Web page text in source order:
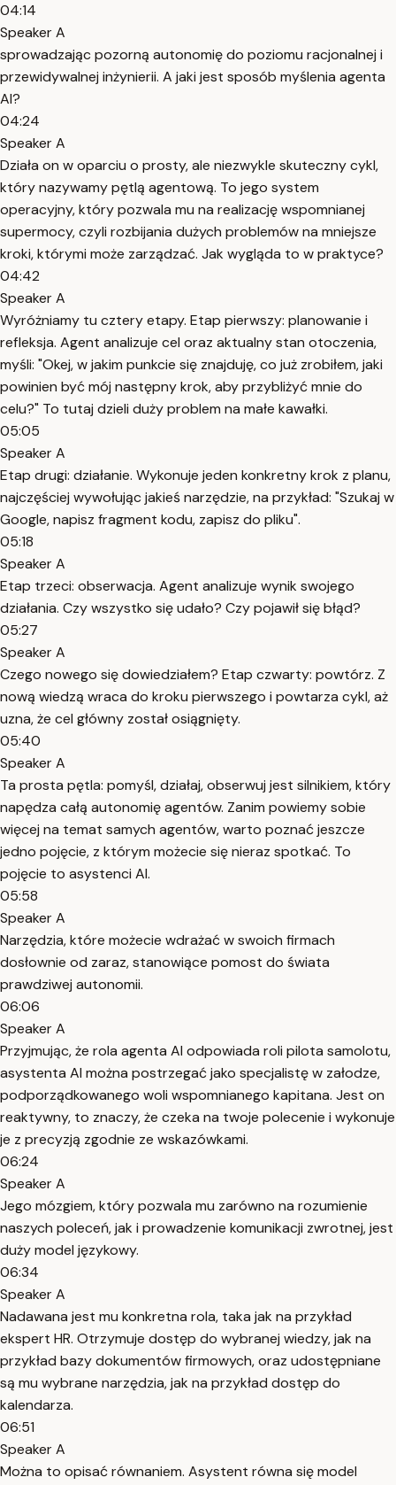
04:14
Speaker A
sprowadzając pozorną autonomię do poziomu racjonalnej i
przewidywalnej inżynierii. A jaki jest sposób myślenia agenta
AI?
04:24
Speaker A
Działa on w oparciu o prosty, ale niezwykle skuteczny cykl,
który nazywamy pętlą agentową. To jego system
operacyjny, który pozwala mu na realizację wspomnianej
supermocy, czyli rozbijania dużych problemów na mniejsze
kroki, którymi może zarządzać. Jak wygląda to w praktyce?
04:42
Speaker A
Wyróżniamy tu cztery etapy. Etap pierwszy: planowanie i
refleksja. Agent analizuje cel oraz aktualny stan otoczenia,
myśli: "Okej, w jakim punkcie się znajduję, co już zrobiłem, jaki
powinien być mój następny krok, aby przybliżyć mnie do
celu?" To tutaj dzieli duży problem na małe kawałki.
05:05
Speaker A
Etap drugi: działanie. Wykonuje jeden konkretny krok z planu,
najczęściej wywołując jakieś narzędzie, na przykład: "Szukaj w
Google, napisz fragment kodu, zapisz do pliku".
05:18
Speaker A
Etap trzeci: obserwacja. Agent analizuje wynik swojego
działania. Czy wszystko się udało? Czy pojawił się błąd?
05:27
Speaker A
Czego nowego się dowiedziałem? Etap czwarty: powtórz. Z
nową wiedzą wraca do kroku pierwszego i powtarza cykl, aż
uzna, że cel główny został osiągnięty.
05:40
Speaker A
Ta prosta pętla: pomyśl, działaj, obserwuj jest silnikiem, który
napędza całą autonomię agentów. Zanim powiemy sobie
więcej na temat samych agentów, warto poznać jeszcze
jedno pojęcie, z którym możecie się nieraz spotkać. To
pojęcie to asystenci AI.
05:58
Speaker A
Narzędzia, które możecie wdrażać w swoich firmach
dosłownie od zaraz, stanowiące pomost do świata
prawdziwej autonomii.
06:06
Speaker A
Przyjmując, że rola agenta AI odpowiada roli pilota samolotu,
asystenta AI można postrzegać jako specjalistę w załodze,
podporządkowanego woli wspomnianego kapitana. Jest on
reaktywny, to znaczy, że czeka na twoje polecenie i wykonuje
je z precyzją zgodnie ze wskazówkami.
06:24
Speaker A
Jego mózgiem, który pozwala mu zarówno na rozumienie
naszych poleceń, jak i prowadzenie komunikacji zwrotnej, jest
duży model językowy.
06:34
Speaker A
Nadawana jest mu konkretna rola, taka jak na przykład
ekspert HR. Otrzymuje dostęp do wybranej wiedzy, jak na
przykład bazy dokumentów firmowych, oraz udostępniane
są mu wybrane narzędzia, jak na przykład dostęp do
kalendarza.
06:51
Speaker A
Można to opisać równaniem. Asystent równa się model